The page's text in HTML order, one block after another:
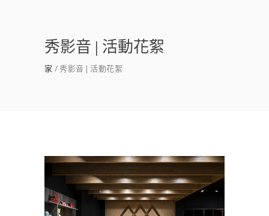
秀影音 | 活動花絮
家 秀影音 | 活動花絮